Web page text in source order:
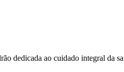
dedicada ao cuidado integral da